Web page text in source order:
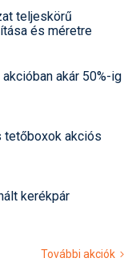
teljeskörű
és méretre
akár 50%-ig
tetőboxok akciós
kerékpár
További akciók